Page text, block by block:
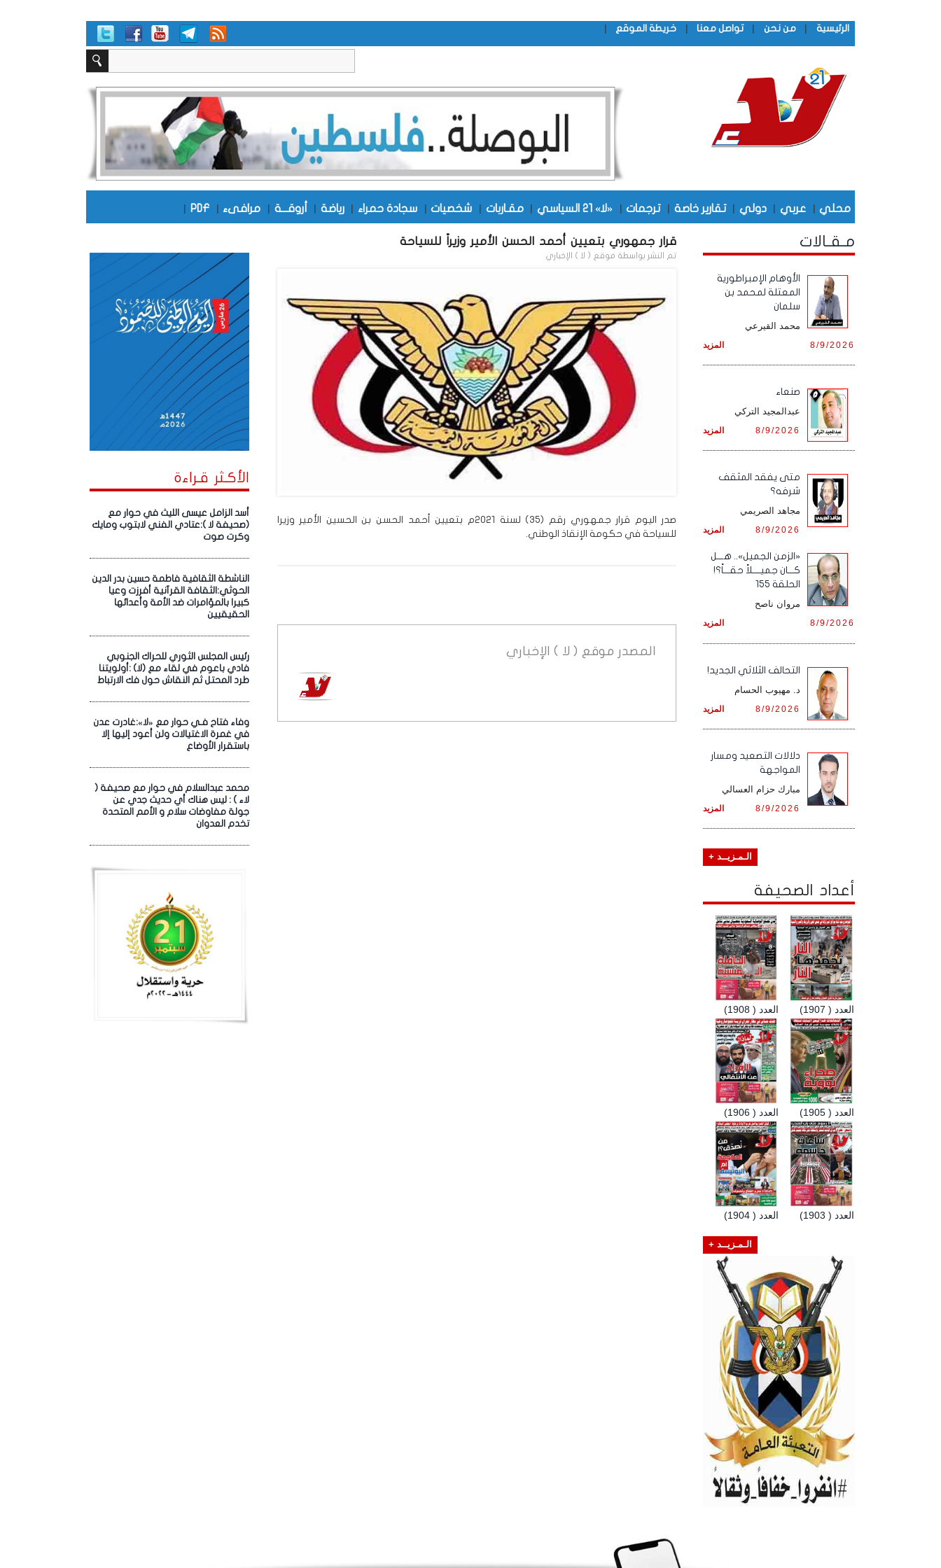
الرئيسية | من نحن | تواصل معنا | خريطة الموقع |
محلي | عربي | دولي | تقارير خاصة | ترجمات | «لا» 21 السياسي | مقـاربات | شخصيات | سجادة حمراء | رياضة | أروقـــة | مرافىء |
PDF
|
الأكـثر قـراءة
أسد الزامل عيسى الليث في حوار مع
(صحيفة لا ):عتادي الفني لابتوب ومايك
وكرت صوت
الناشطة الثقافية فاطمة حسين بدر الدين
الحوثي:الثقافة القرآنية أفرزت وعيا
كبيرا بالمؤامرات ضد الأمة وأعدائها
الحقيقيين
رئيس المجلس الثوري للحراك الجنوبي
فادي باعوم في لقاء مع (لا) :أولويتنا
طرد المحتل ثم النقاش حول فك الارتباط
وفاء فتاح فـي حوار مع «لا»:غادرت عدن
في غمرة الاغتيالات ولن أعود إليها إلا
باستقرار الأوضاع
محمد عبدالسلام في حوار مع صحيفة (
لاء ) : ليس هناك أي حديث جدي عن
جولة مفاوضات سلام و الأمم المتحدة
تخدم العدوان
قرار جمهوري بتعيين أحمد الحسن الأمير وزيراً للسياحة
تم النشر بواسطة موقع ( لا ) الإخباري
صدر اليوم قرار جمهوري رقم (35) لسنة 2021م بتعيين أحمد الحسن بن الحسين الأمير وزيرا
للسياحة في حكومة الإنقاذ الوطني.
المصدر موقع ( لا ) الإخباري
مـقـالات
الأوهام الإمبراطورية
المعتلة لمحمد بن
سلمان
محمد القيرعي
المزيد 8/9/2026
صنعاء
عبدالمجيد التركي
المزيد 8/9/2026
متى يفقد المثقف
شرفه؟
مجاهد الصريمي
المزيد 8/9/2026
«الزمن الجميل».. هـــل
كـــان جميــــلاً حقـــاً؟!
الحلقة 155
مروان ناصح
المزيد 8/9/2026
التحالف الثلاثي الجديد!
د. مهيوب الحسام
المزيد 8/9/2026
دلالات التصعيد ومسار
المواجهة
مبارك حزام العسالي
المزيد 8/9/2026
الـمـزيــد +
أعداد الصحيفة
العدد ( 1908) العدد ( 1907)
العدد ( 1906) العدد ( 1905)
العدد ( 1904) العدد ( 1903)
الـمـزيــد +